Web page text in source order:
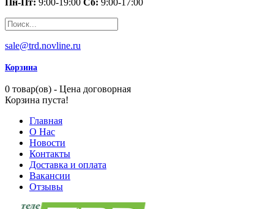
Пн-Пт: 9:00-19:00 Сб: 9:00-17:00
sale@trd.novline.ru
Корзина
0 товар(ов) - Цена договорная
Корзина пуста!
Главная
О Нас
Новости
Контакты
Доставка и оплата
Вакансии
Отзывы